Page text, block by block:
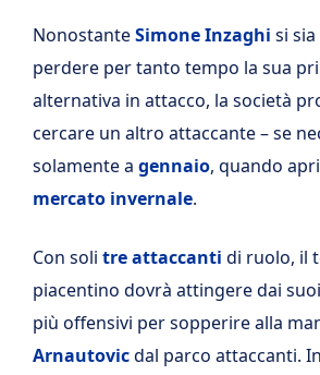
NonostanteSimone Inzaghi si
perdere per tanto tempo la sua
alternativa in attacco, la società
cercare un altro attaccante – se
solamente a gennaio, quando
mercato invernale.
Con soli tre attaccanti di ruolo, il
piacentino dovrà attingere dai
più offensivi per sopperire alla
Arnautovicdal parco attaccanti.